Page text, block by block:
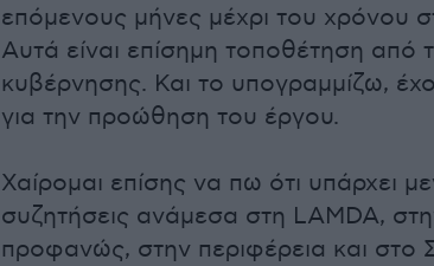
επόμενους μήνες μέχρι του χρόνου
Αυτά είναι επίσημη τοποθέτηση από
κυβέρνησης. Και το υπογραμμίζω,
για την προώθηση του έργου.
Χαίρομαι επίσης να πω ότι υπάρχει
συζητήσεις ανάμεσα στη LAMDA,
προφανώς, στην περιφέρεια και στο